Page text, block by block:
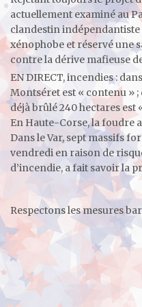
actuellement examiné au
clandestin
xénophobe et réservé une
contre la dérive mafieuse
EN DIRECT, incendies :
Montséret est « contenu » ;
déjà brûlé 240 hectares
En Haute-Corse, la foudre
Dans le Var, sept massifs
vendredi en raison de
d’incendie, a fait savoir la
Respectons les mesures